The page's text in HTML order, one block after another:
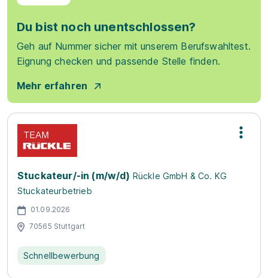
Du bist noch unentschlossen?
Geh auf Nummer sicher mit unserem Berufswahltest.
Eignung checken und passende Stelle finden.
Mehr erfahren
Stuckateur/-in (m/w/d) Rückle GmbH & Co. KG
Stuckateurbetrieb
01.09.2026
70565 Stuttgart
Schnellbewerbung